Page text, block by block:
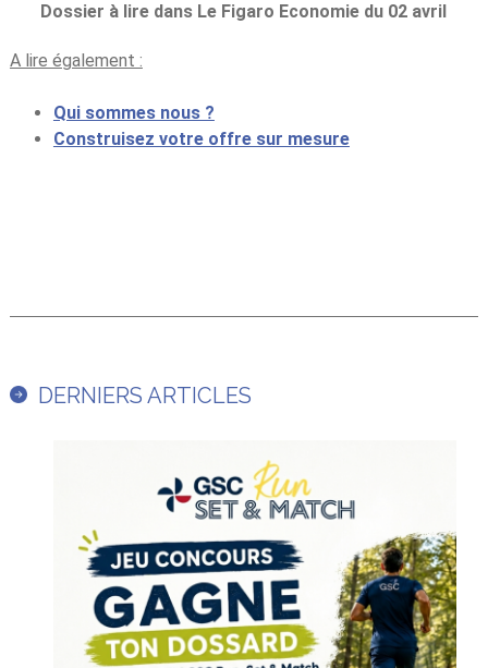
Dossier à lire dans Le Figaro Economie du 02 avril
A lire également :
Qui sommes nous ?
Construisez votre offre sur mesure
DERNIERS ARTICLES